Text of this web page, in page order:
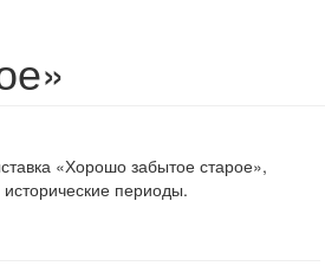
«Хорошо забытое старое»,
периоды.